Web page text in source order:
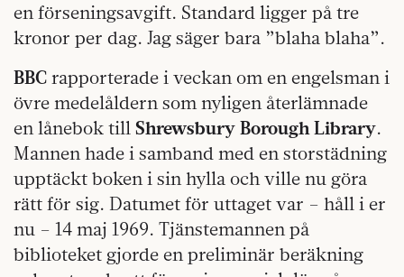
en förseningsavgift. Standard ligger på tre
kronor per dag. Jag säger bara ”blaha blaha”.
BBC rapporterade i veckan om en engelsman i
övre medelåldern som nyligen återlämnade
en lånebok till Shrewsbury Borough Library.
Mannen hade i samband med en storstädning
upptäckt boken i sin hylla och ville nu göra
rätt för sig. Datumet för uttaget var – håll i er
nu – 14 maj 1969. Tjänstemannen på
biblioteket gjorde en preliminär beräkning